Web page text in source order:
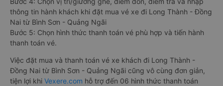
thông tin hành khách khi đặt mua vé xe đi Long Thành - Đồng
Nai từ Bình Sơn - Quảng Ngãi
Bước 5: Chọn hình thức thanh toán vé phù hợp và tiến hành
thanh toán vé.
Việc đặt mua và thanh toán vé xe khách đi Long Thành -
Đồng Nai từ Bình Sơn - Quảng Ngãi cũng vô cùng đơn giản,
tiện lợi khi Vexere.com hỗ trợ đến 06 hình thức thanh toán